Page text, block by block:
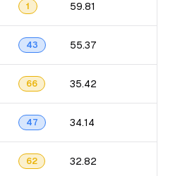
1 59.81
43 55.37
66 35.42
47 34.14
62 32.82